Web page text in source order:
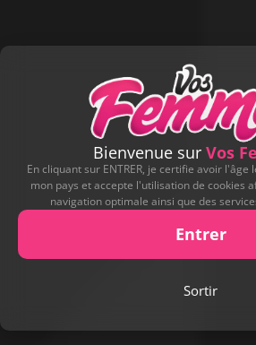
Bienvenue sur Vos
En cliquant sur ENTRER, je certifie avoir
mon pays et accepte l'utilisation de cookies
navigation optimale ainsi que des
Entrer
Sortir